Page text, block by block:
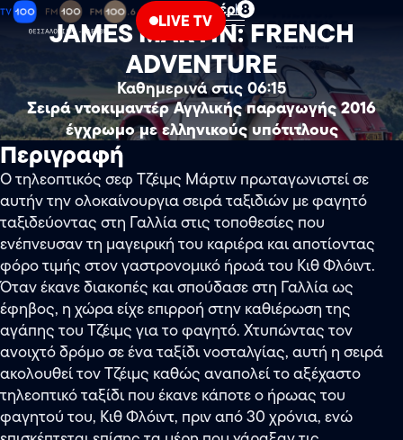
LIVE TV
Ντοκιμαντέρ 8
JAMES MARTIN: FRENCH
ADVENTURE
Καθημερινά στις 06:15
Σειρά ντοκιμαντέρ Αγγλικής παραγωγής 2016
έγχρωμο με ελληνικούς υπότιτλους
Περιγραφή
Ο τηλεοπτικός σεφ Τζέιμς Μάρτιν πρωταγωνιστεί σε
αυτήν την ολοκαίνουργια σειρά ταξιδιών με φαγητό
ταξιδεύοντας στη Γαλλία στις τοποθεσίες που
ενέπνευσαν τη μαγειρική του καριέρα και αποτίοντας
φόρο τιμής στον γαστρονομικό ήρωά του Κιθ Φλόιντ.
Όταν έκανε διακοπές και σπούδασε στη Γαλλία ως
έφηβος, η χώρα είχε επιρροή στην καθιέρωση της
αγάπης του Τζέιμς για το φαγητό. Χτυπώντας τον
ανοιχτό δρόμο σε ένα ταξίδι νοσταλγίας, αυτή η σειρά
ακολουθεί τον Τζέιμς καθώς αναπολεί το αξέχαστο
τηλεοπτικό ταξίδι που έκανε κάποτε ο ήρωας του
φαγητού του, Κιθ Φλόιντ, πριν από 30 χρόνια, ενώ